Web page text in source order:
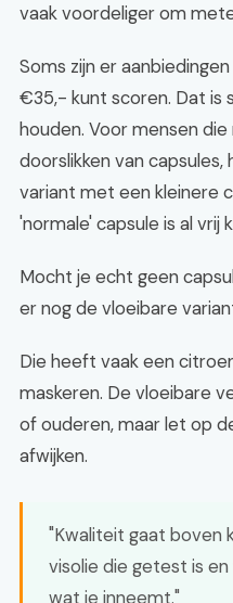
vaak voordeliger om
Soms zijn er
€35,- kunt scoren. Dat is
houden. Voor mensen
doorslikken van
variant met een kleinere
'normale' capsule is al vrij
Mocht je echt geen
er nog de vloeibare
Die heeft vaak een
maskeren. De vloeibare
of ouderen, maar let op
afwijken.
"Kwaliteit gaat boven
visolie die getest is
wat je inneemt."